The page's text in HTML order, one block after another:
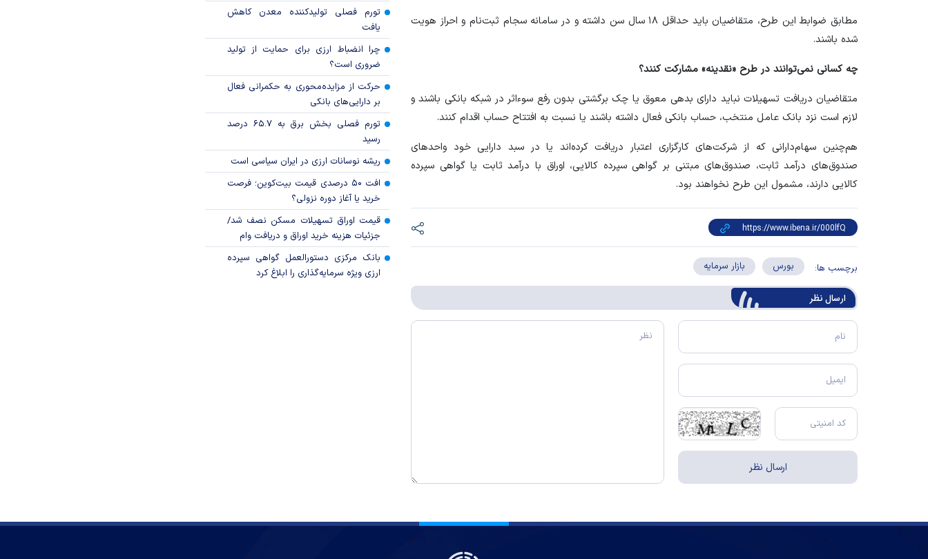
مطابق ضوابط این طرح، متقاضیان باید حداقل ۱۸ سال سن داشته و در سامانه سجام ثبت‌نام و احراز هویت
شده باشند.
چه کسانی نمی‌توانند در طرح «نقدینه» مشارکت کنند؟
متقاضیان دریافت تسهیلات نباید دارای بدهی معوق یا چک برگشتی بدون رفع سوءاثر در شبکه بانکی باشند و
لازم است نزد بانک عامل منتخب، حساب بانکی فعال داشته باشند یا نسبت به افتتاح حساب اقدام کنند.
هم‌چنین سهام‌دارانی که از شرکت‌های کارگزاری اعتبار دریافت کرده‌اند یا در سبد دارایی خود واحد‌های
صندوق‌های درآمد ثابت، صندوق‌های مبتنی بر گواهی سپرده کالایی، اوراق با درآمد ثابت یا گواهی سپرده
کالایی دارند، مشمول این طرح نخواهند بود.
برچسب ها: بورس بازار سرمایه
ارسال‌ نظر
تورم فصلی تولیدکننده معدن کاهش
یافت
چرا انضباط ارزی برای حمایت از تولید
ضروری است؟
حرکت از مزایده‌محوری به حکمرانی فعال
بر دارایی‌های بانکی
تورم فصلی بخش برق به ۶۵.۷ درصد
رسید
ریشه نوسانات ارزی در ایران سیاسی است
افت ۵۰ درصدی قیمت بیت‌کوین؛ فرصت
خرید یا آغاز دوره نزولی؟
قیمت اوراق تسهیلات مسکن نصف شد/
جزئیات هزینه خرید اوراق و دریافت وام
بانک مرکزی دستورالعمل گواهی سپرده
ارزی ویژه سرمایه‌گذاری را ابلاغ کرد